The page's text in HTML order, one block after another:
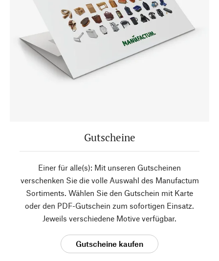
Gutscheine
Einer für alle(s): Mit unseren Gutscheinen
verschenken Sie die volle Auswahl des Manufactum
Sortiments. Wählen Sie den Gutschein mit Karte
oder den PDF-Gutschein zum sofortigen Einsatz.
Jeweils verschiedene Motive verfügbar.
Gutscheine kaufen